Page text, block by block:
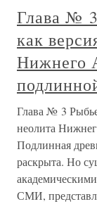
Глава №
как
Нижнего
Глава № 3
неолита
Подлинная
раскрыта. Но
СМИ,